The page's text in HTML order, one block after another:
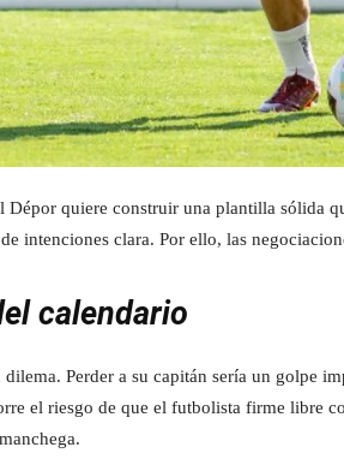
Dépor quiere construir una plantilla sólida
intenciones clara. Por ello, las
calendario
dilema. Perder a su capitán sería un golpe
el riesgo de que el futbolista firme libre